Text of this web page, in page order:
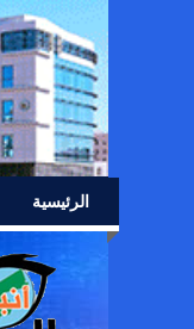
الرئيسية